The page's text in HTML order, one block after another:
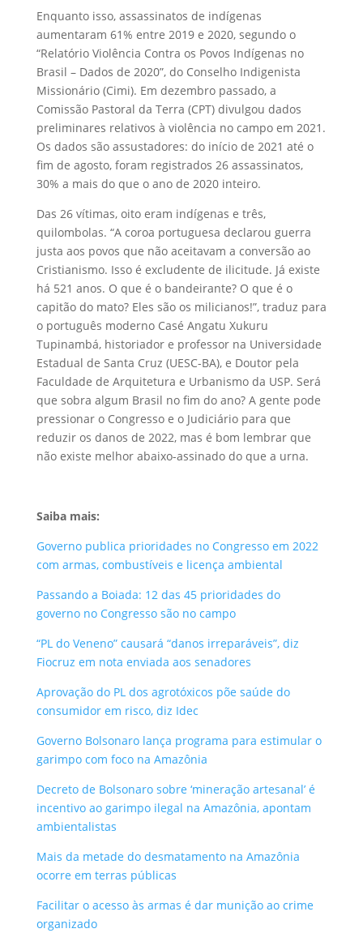
Enquanto isso, assassinatos de indígenas
aumentaram 61% entre 2019 e 2020, segundo o
“Relatório Violência Contra os Povos Indígenas no
Brasil – Dados de 2020”, do Conselho Indigenista
Missionário (Cimi). Em dezembro passado, a
Comissão Pastoral da Terra (CPT) divulgou dados
preliminares relativos à violência no campo em 2021.
Os dados são assustadores: do início de 2021 até o
fim de agosto, foram registrados 26 assassinatos,
30% a mais do que o ano de 2020 inteiro.
Das 26 vítimas, oito eram indígenas e três,
quilombolas. “A coroa portuguesa declarou guerra
justa aos povos que não aceitavam a conversão ao
Cristianismo. Isso é excludente de ilicitude. Já existe
há 521 anos. O que é o bandeirante? O que é o
capitão do mato? Eles são os milicianos!”, traduz para
o português moderno Casé Angatu Xukuru
Tupinambá, historiador e professor na Universidade
Estadual de Santa Cruz (UESC-BA), e Doutor pela
Faculdade de Arquitetura e Urbanismo da USP. Será
que sobra algum Brasil no fim do ano? A gente pode
pressionar o Congresso e o Judiciário para que
reduzir os danos de 2022, mas é bom lembrar que
não existe melhor abaixo-assinado do que a urna.
Saiba mais:
Governo publica prioridades no Congresso em 2022
com armas, combustíveis e licença ambiental
Passando a Boiada: 12 das 45 prioridades do
governo no Congresso são no campo
“PL do Veneno” causará “danos irreparáveis”, diz
Fiocruz em nota enviada aos senadores
Aprovação do PL dos agrotóxicos põe saúde do
consumidor em risco, diz Idec
Governo Bolsonaro lança programa para estimular o
garimpo com foco na Amazônia
Decreto de Bolsonaro sobre ‘mineração artesanal’ é
incentivo ao garimpo ilegal na Amazônia, apontam
ambientalistas
Mais da metade do desmatamento na Amazônia
ocorre em terras públicas
Facilitar o acesso às armas é dar munição ao crime
organizado